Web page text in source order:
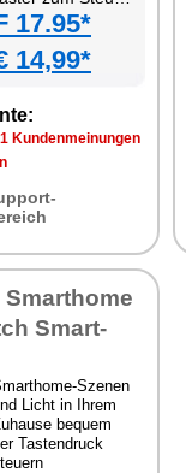
17.95*
14,99*
1 Kundenmeinungen
Smart-
Szenen
Licht in Ihrem
bequem
Tastendruck